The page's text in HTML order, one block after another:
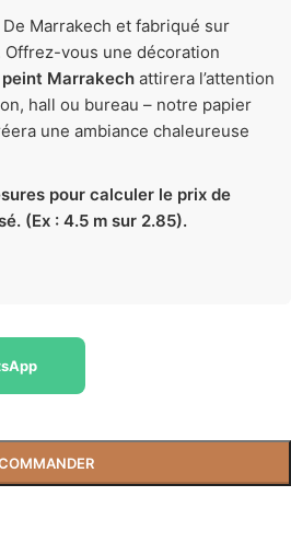
Marrakech et fabriqué sur
vous une décoration
Marrakech attirera l’attention
hall ou bureau – notre papier
une ambiance chaleureuse
pour calculer le prix de
(Ex : 4.5 m sur 2.85).